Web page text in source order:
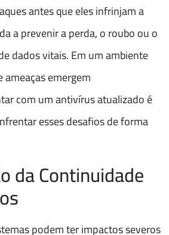
antes que eles infrinjam a
a prevenir a perda, o roubo ou o
dados vitais. Em um ambiente
emergem
com um antivírus atualizado é
esses desafios de forma
da Continuidade
podem ter impactos severos